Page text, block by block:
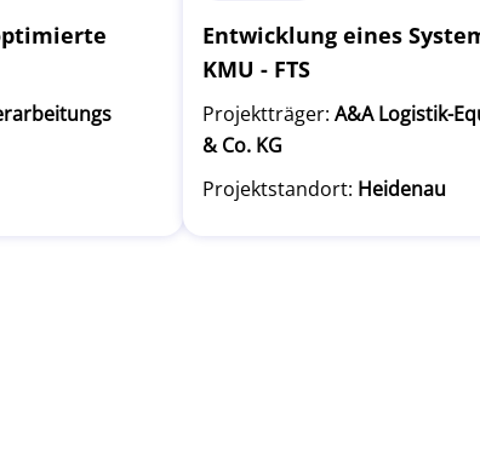
Entwicklung eines
KMU - FTS
Projektträger: A&A Logistik-
& Co. KG
Projektstandort: Heidenau